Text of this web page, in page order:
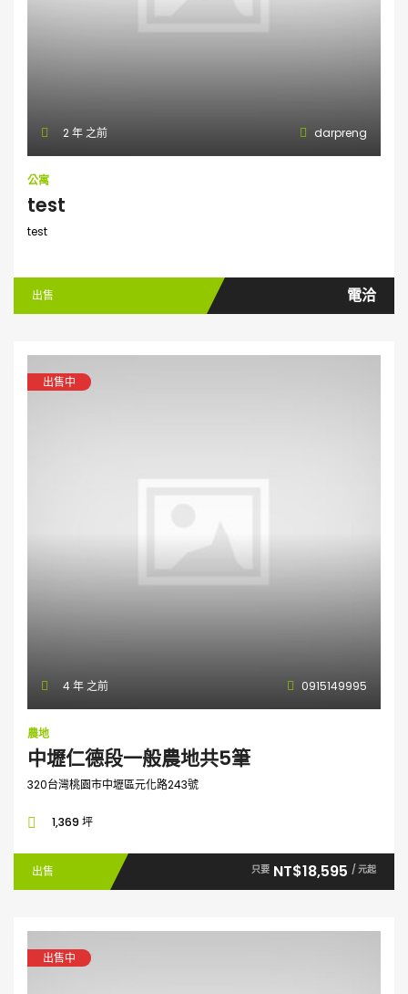
2 年 之前 darpreng
公寓
test
test
出售 電洽
出售中
4 年 之前 0915149995
農地
中壢仁德段一般農地共5筆
320台灣桃園市中壢區元化路243號
1,369 坪
出售 只要 NT$18,595 / 元起
出售中